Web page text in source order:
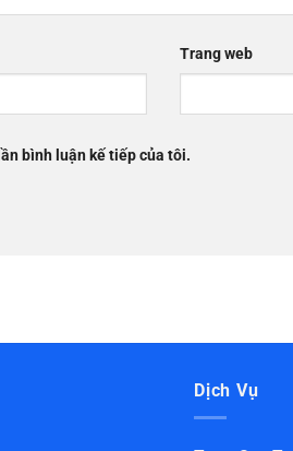
Trang web
bình luận kế tiếp của tôi.
Dịch Vụ